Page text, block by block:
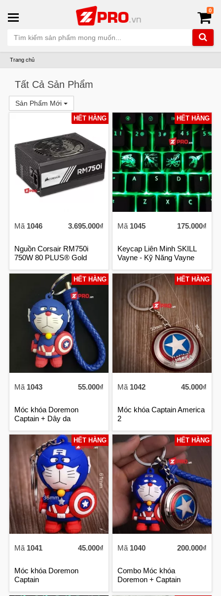
0
Trang chủ
Tất Cả Sản Phẩm
Sản Phẩm Mới
HẾT HÀNG
Mã 1046 3.695.000₫
Nguồn Corsair RM750i
750W 80 PLUS® Gold
HẾT HÀNG
Mã 1045 175.000₫
Keycap Liên Minh SKILL
Vayne - Kỹ Năng Vayne
HẾT HÀNG
Mã 1043 55.000₫
Móc khóa Doremon
Captain + Dây da
HẾT HÀNG
Mã 1042 45.000₫
Móc khóa Captain America
2
HẾT HÀNG
Mã 1041 45.000₫
Móc khóa Doremon
Captain
HẾT HÀNG
Mã 1040 200.000₫
Combo Móc khóa
Doremon + Captain